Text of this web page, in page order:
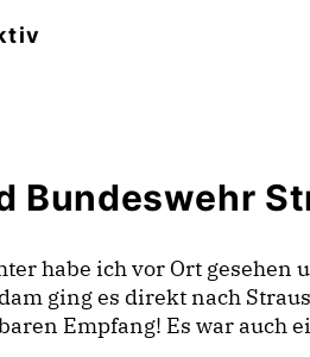
Bundeswehr
habe ich vor Ort gesehen
ging es direkt nach
Empfang! Es war auch